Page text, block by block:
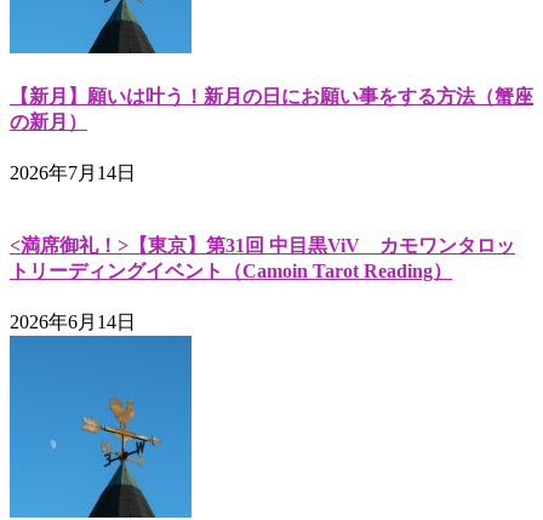
【新月】願いは叶う！新月の日にお願い事をする方法（蟹座
の新月）
2026年7月14日
<満席御礼！>【東京】第31回 中目黒ViV カモワンタロッ
トリーディングイベント（Camoin Tarot Reading）
2026年6月14日